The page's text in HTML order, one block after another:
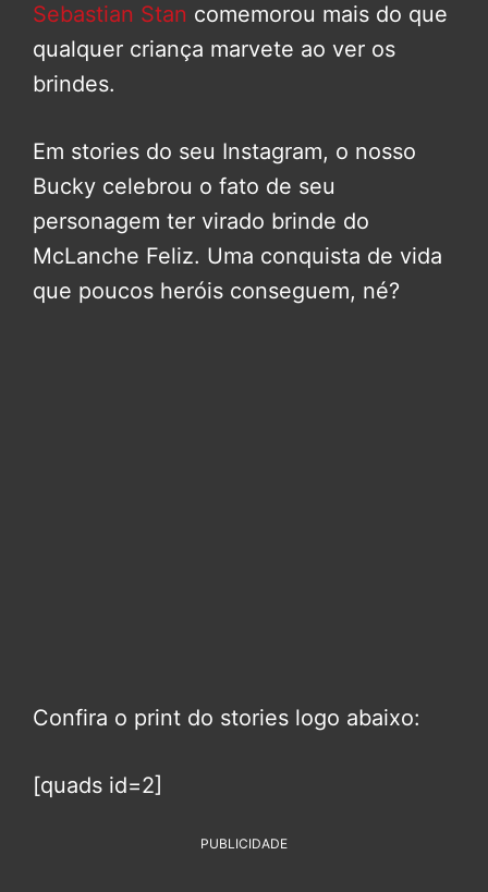
Sebastian Stan comemorou mais do que
qualquer criança marvete ao ver os
brindes.
Em stories do seu Instagram, o nosso
Bucky celebrou o fato de seu
personagem ter virado brinde do
McLanche Feliz. Uma conquista de vida
que poucos heróis conseguem, né?
Confira o print do stories logo abaixo:
[quads id=2]
PUBLICIDADE